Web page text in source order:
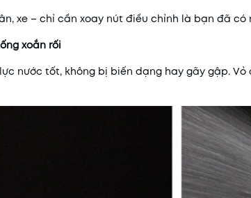
xe – chỉ cần xoay nút điều chỉnh là bạn đã
xoắn rối
nước tốt, không bị biến dạng hay gãy gập.